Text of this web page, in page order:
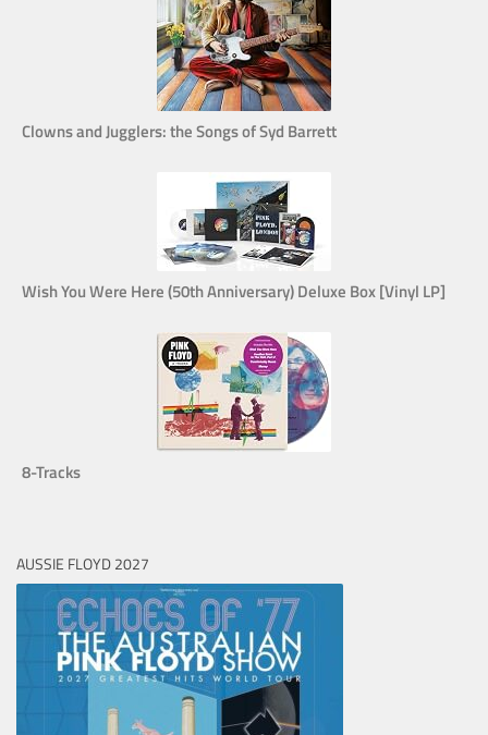
Clowns and Jugglers: the Songs of Syd Barrett
Wish You Were Here (50th Anniversary) Deluxe Box [Vinyl LP]
8-Tracks
AUSSIE FLOYD 2027